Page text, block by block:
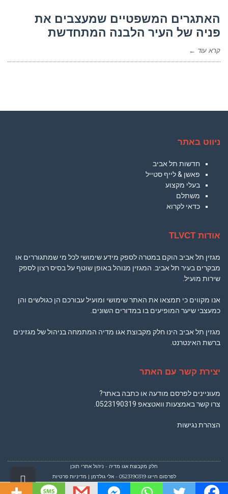
האתגרים המשפטיים שמעצבים את
פניה של העיר הלבנה המתחדשת
קרא עוד ←
ניווט באתר
חדשות תל אביב
פאשן & לייף סטייל
בעלי מקצוע
משתלם
כדאי לקרוא
אודות TLVCT
מגזין תל אביב הוקם במטרה לספק מידע שימושי לכל מי שמתגוררים או
מבקרים בעיר תל אביב. המגזין מנוהל באופן שוטף על בסיס רצון לספק
שירות מועיל.
אנו מקווים כי תמצאו את האתר שימושי ומועיל עבורכם הן כגולשים והן
כמעצבי שיער המופיעים בו במדורים השונים.
מגזין תל אביב הינו חלק מקבוצת אגו מדיה המתמחה בניהול של מגזינים
ברשת האינטרנט.
יצירת קשר עם האתר
מעוניינים לפרסם מודעה או כתבה באתר?
צרו קשר באמצעות וואטצאפ 0523190319
.
הצהרת נגישות
חלק מקבוצת אגו מדיה - ניהול אתרי תוכן
לפרסום חייגו0523190319 - אלי גולדמן | מדיניות פרטיות